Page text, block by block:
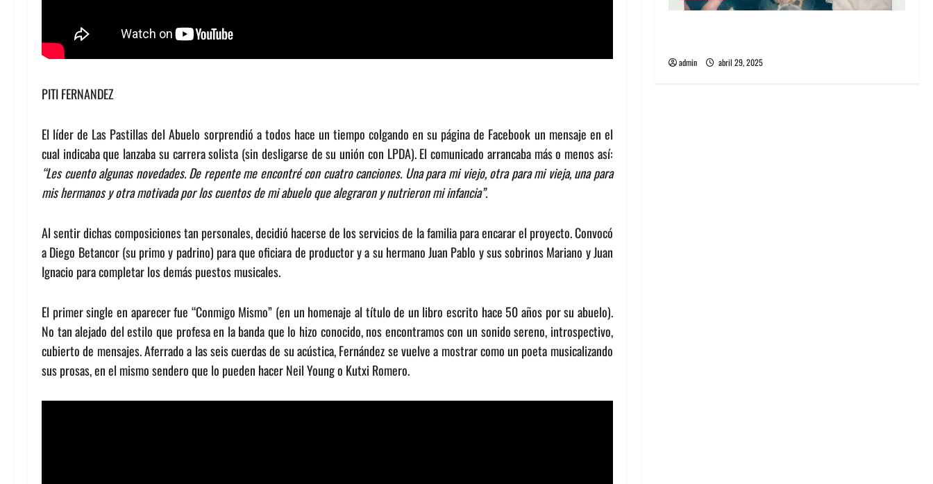
PITI FERNANDEZ
El líder de Las Pastillas del Abuelo sorprendió a todos hace un tiempo colgando en su página de Facebook un mensaje en el
cual indicaba que lanzaba su carrera solista (sin desligarse de su unión con LPDA). El comunicado arrancaba más o menos así:
“Les cuento algunas novedades. De repente me encontré con cuatro canciones. Una para mi viejo, otra para mi vieja, una para
mis hermanos y otra motivada por los cuentos de mi abuelo que alegraron y nutrieron mi infancia”.
Al sentir dichas composiciones tan personales, decidió hacerse de los servicios de la familia para encarar el proyecto. Convocó
a Diego Betancor (su primo y padrino) para que oficiara de productor y a su hermano Juan Pablo y sus sobrinos Mariano y Juan
Ignacio para completar los demás puestos musicales.
El primer single en aparecer fue “Conmigo Mismo” (en un homenaje al título de un libro escrito hace 50 años por su abuelo).
No tan alejado del estilo que profesa en la banda que lo hizo conocido, nos encontramos con un sonido sereno, introspectivo,
cubierto de mensajes. Aferrado a las seis cuerdas de su acústica, Fernández se vuelve a mostrar como un poeta musicalizando
sus prosas, en el mismo sendero que lo pueden hacer Neil Young o Kutxi Romero.
admin abril 29, 2025